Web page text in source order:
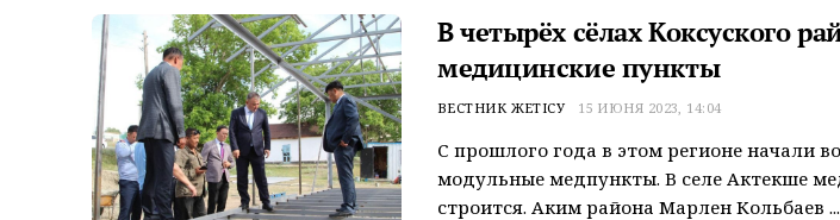
В четырёх сёлах Коксуского
медицинские пункты
ВЕСТНИК ЖЕТІСУ 15 ИЮНЯ 2023, 14:04
С прошлого года в этом регионе начали
модульные медпункты. В селе Актекше
строится. Аким района Марлен Кольбаев ...